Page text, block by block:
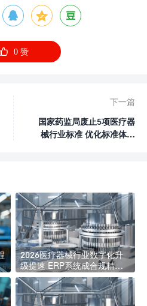
  
 0赞
下一篇
国家药监局废止5项医疗器
械行业标准 优化标准体系
2026医疗器械行业数字化升
级提速 ERP系统成合规精益
管理核心标配